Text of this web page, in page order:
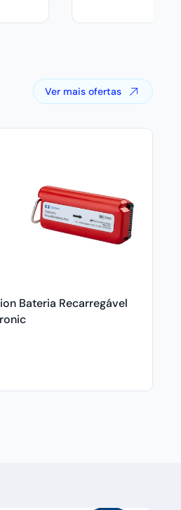
Ver mais ofertas
Bateria Recarregável